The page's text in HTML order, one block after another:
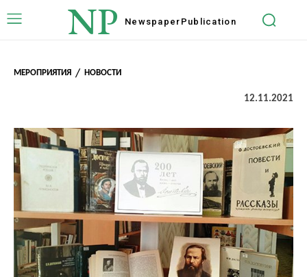
NP Newspaper Publication
МЕРОПРИЯТИЯ НОВОСТИ
12.11.2021